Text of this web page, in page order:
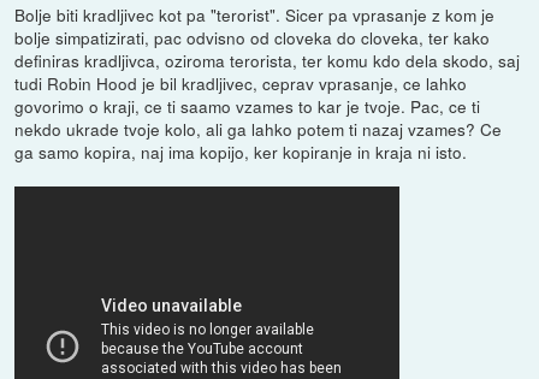
Bolje biti kradljivec kot pa "terorist". Sicer pa vprasanje z kom je
bolje simpatizirati, pac odvisno od cloveka do cloveka, ter kako
definiras kradljivca, oziroma terorista, ter komu kdo dela skodo, saj
tudi Robin Hood je bil kradljivec, ceprav vprasanje, ce lahko
govorimo o kraji, ce ti saamo vzames to kar je tvoje. Pac, ce ti
nekdo ukrade tvoje kolo, ali ga lahko potem ti nazaj vzames? Ce
ga samo kopira, naj ima kopijo, ker kopiranje in kraja ni isto.